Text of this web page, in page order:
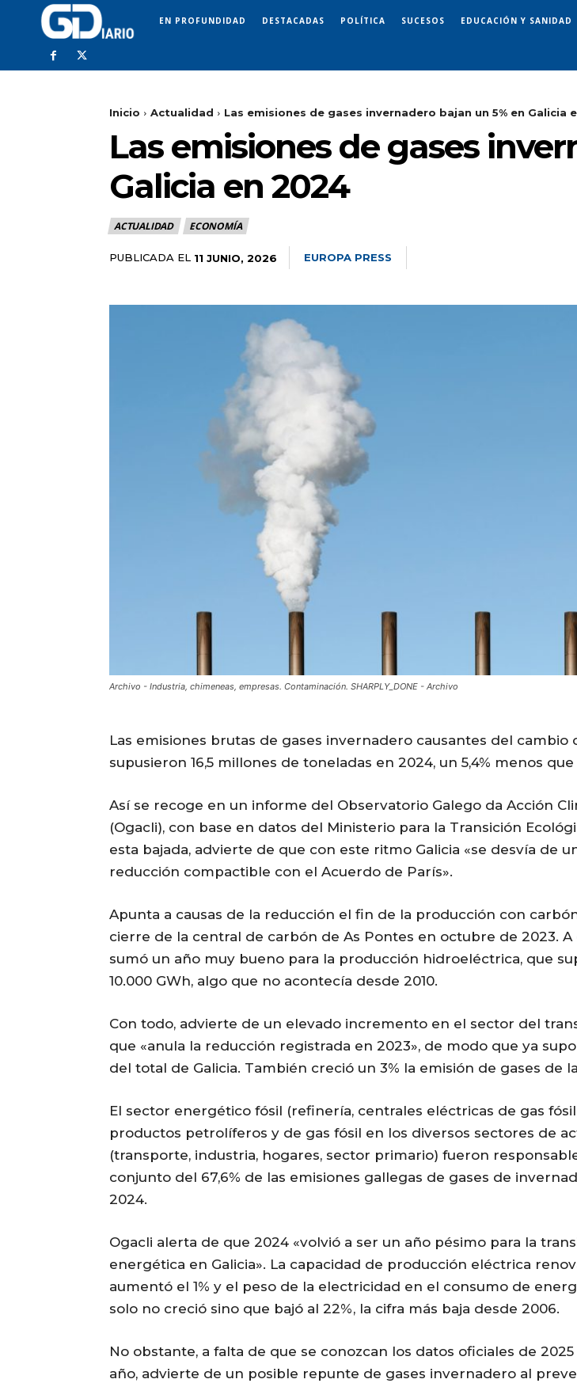
EN PROFUNDIDAD DESTACADAS POLÍTICA SUCESOS EDUCACIÓN Y SANIDAD
Inicio Actualidad Las emisiones de gases invernadero bajan un 5% en Galicia
Las emisiones de gases
Galicia en 2024
ACTUALIDAD ECONOMÍA
PUBLICADA EL 11 JUNIO, 2026 EUROPA PRESS
Archivo - Industria, chimeneas, empresas. Contaminación. SHARPLY_DONE - Archivo
Las emisiones brutas de gases invernadero causantes del cambio
supusieron 16,5 millones de toneladas en 2024, un 5,4% menos que
Así se recoge en un informe del Observatorio Galego da Acción
(Ogacli), con base en datos del Ministerio para la Transición
esta bajada, advierte de que con este ritmo Galicia «se desvía de
reducción compactible con el Acuerdo de París».
Apunta a causas de la reducción el fin de la producción con
cierre de la central de carbón de As Pontes en octubre de 2023. A
sumó un año muy bueno para la producción hidroeléctrica, que
10.000 GWh, algo que no acontecía desde 2010.
Con todo, advierte de un elevado incremento en el sector del
que «anula la reducción registrada en 2023», de modo que ya
del total de Galicia. También creció un 3% la emisión de gases de
El sector energético fósil (refinería, centrales eléctricas de gas
productos petrolíferos y de gas fósil en los diversos sectores de
(transporte, industria, hogares, sector primario) fueron
conjunto del 67,6% de las emisiones gallegas de gases de
2024.
Ogacli alerta de que 2024 «volvió a ser un año pésimo para la
energética en Galicia». La capacidad de producción eléctrica
aumentó el 1% y el peso de la electricidad en el consumo de
solo no creció sino que bajó al 22%, la cifra más baja desde 2006.
No obstante, a falta de que se conozcan los datos oficiales de
año, advierte de un posible repunte de gases invernadero al